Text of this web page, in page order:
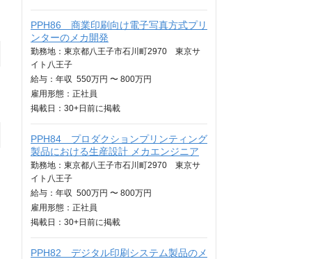
PPH86 商業印刷向け電子写真方式プリ
ンターのメカ開発
勤務地：東京都八王子市石川町2970 東京サ
イト八王子
給与： 年収 550万円 〜 800万円
雇用形態：正社員
掲載日： 30+日 前に掲載
PPH84 プロダクションプリンティング
製品における生産設計 メカエンジニア
勤務地：東京都八王子市石川町2970 東京サ
イト八王子
給与： 年収 500万円 〜 800万円
雇用形態：正社員
掲載日： 30+日 前に掲載
PPH82 デジタル印刷システム製品のメ